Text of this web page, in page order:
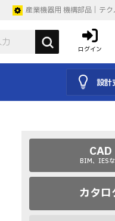
産業機器用 機構部品｜テ
ログイン
設計
CAD
BIM、IES
カタロ